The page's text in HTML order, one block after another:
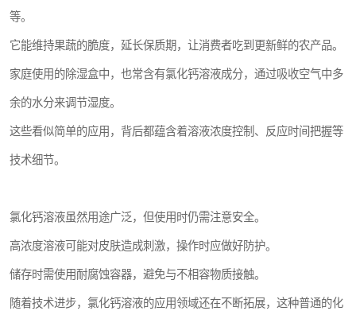
等。
它能维持果蔬的脆度，延长保质期，让消费者吃到更新鲜的农产品。
家庭使用的除湿盒中，也常含有氯化钙溶液成分，通过吸收空气中多
余的水分来调节湿度。
这些看似简单的应用，背后都蕴含着溶液浓度控制、反应时间把握等
技术细节。
氯化钙溶液虽然用途广泛，但使用时仍需注意安全。
高浓度溶液可能对皮肤造成刺激，操作时应做好防护。
储存时需使用耐腐蚀容器，避免与不相容物质接触。
随着技术进步，氯化钙溶液的应用领域还在不断拓展，这种普通的化